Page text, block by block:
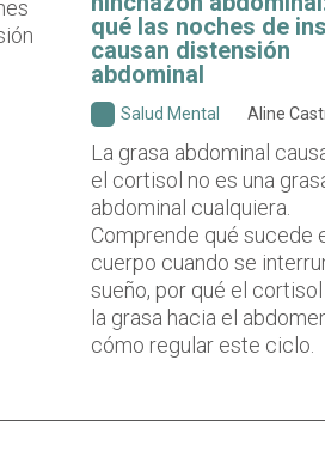
qué las noches de
causan distensión
abdominal
Salud Mental Aline
La grasa abdominal
el cortisol no es una
abdominal cualquiera.
Comprende qué sucede
cuerpo cuando se
sueño, por qué el
la grasa hacia el
cómo regular este ciclo.